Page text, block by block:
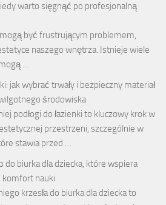
warto sięgnąć po profesjonalną
mogą być frustrującym problemem,
naszego wnętrza. Istnieje wiele
…
jak wybrać trwały i bezpieczny materiał
środowiska
podłogi do łazienki to kluczowy krok w
przestrzeni, szczególnie w
stawia przed …
do biurka dla dziecka, które wspiera
nauki
krzesła do biurka dla dziecka to